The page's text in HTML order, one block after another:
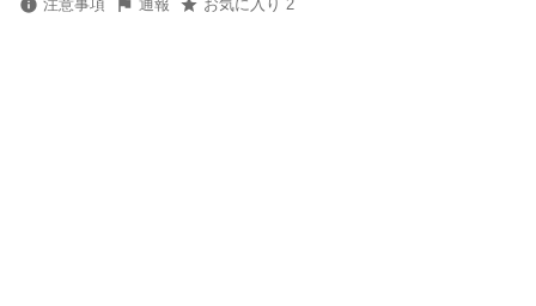
注意事項 通報 お気に入り 2